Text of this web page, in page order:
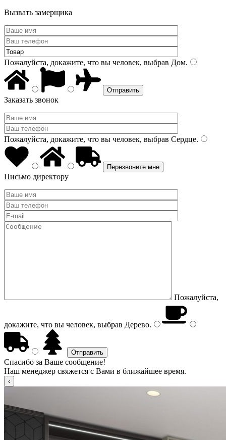
Вызвать замерщика
Пожалуйста, докажите, что вы человек, выбрав Дом.
Заказать звонок
Пожалуйста, докажите, что вы человек, выбрав Сердце.
Письмо директору
Пожалуйста,
докажите, что вы человек, выбрав Дерево.
Спасибо за Ваше сообщение!
Наш менеджер свяжется с Вами в ближайшее время.